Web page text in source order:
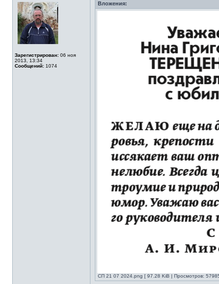
Зарегистрирован: 06 ноя
2013, 13:34
Сообщений: 1074
Вложения:
СП 21 07 2024.png [ 97.28 KiB | Просмотров: